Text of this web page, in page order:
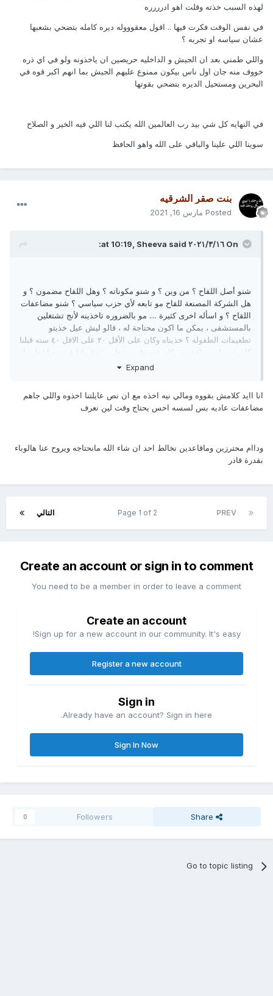
مثل ماقلتي ، الله الحافظ
لهذه السبب خذته وقلت اهو ادرررره
في نفس الوقت فكرت فيها .. اقول معقوووله ديره كامله بتضحي بشعبها
عشان سياسه او تجربه ؟
واللي طمني بعد ان الجيش و الداخليه حريصين ان ياخذونه ولو في اي ذره
خووف منه جان اول ناس بيكون ممنوع عليهم الجيش بما انهم اكبر قوه في
البحرين ومستحيل الديره بتضحي بقوتها
في النهايه كل شي بيد رب العالمين الله يكتب لنا اللي فيه الخير و الصلاح
سوينا اللي علينا والباقي على الله واهو الحافظ
بنت صقر الشرقيه
Posted مارس 16, 2021
On ١٦‏/٣‏/٢٠٢١ at 10:19, Sheeva said:
شنو أصل اللقاح ؟ من وين ؟ و شنو مكوناته ؟ وهل اللقاح مضمون ؟ و
هل الشركة المصنعة للقاح مو تابعه لأي حزب سياسي ؟ شنو مضاعفات
اللقاح ؟ و اسأله اخرى كثيرة .... مو بالضروره تاخذينه لأنج تشتغلين
بالمستشفى ، يمكن ما اكون محتاجة له ، قالو ليش عيل خذيتو
تطعيمات الطفوله ؟ خذيناه وكان على الأقل ٢٠ على الاقل ٤٠ سنه قبلنا
كان فيه ناس ماخذينه ، كان فيه وقت ننتظر نشوف اذا في مضاعفات او
لا ! شلون يتقرر ان اللقاح مافيه مضاعفات وماصار له سنه من اختراعه
البني آدم أمانه على هذي الأرض ، إذا كان فيه بشر تسترخص الأرواح ،
لازم احنا مانسترخصها.
مثل ماقلتي ، الله الحافظ
Expand
انا اايد كلامش بقووه ومالي نيه اخذه مع ان نص عايلتنا اخذوه واللي جاهم
مضاعفات عاديه بس لسسه احس يحتاج وقت لين نعرف
وداام محترزين وماقاعدين نخالط احد ان شاء الله مانحتاجه ويروح عنا هالوباء
بقدرة قادر
PREV التالي Page 1 of 2
Create an account or sign in to comment
You need to be a member in order to leave a comment
Create an account
Sign up for a new account in our community. It's easy!
Register a new account
Sign in
Already have an account? Sign in here.
Sign In Now
Share
Followers
0
Go to topic listing